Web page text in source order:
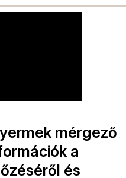
mérgező
a
és